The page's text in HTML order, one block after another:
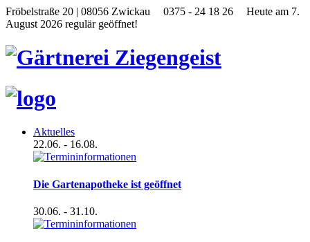
Fröbelstraße 20 | 08056 Zwickau 0375 - 24 18 26
Heute am 7.
August 2026 regulär geöffnet!
Aktuelles
22.06. - 16.08.
Die Gartenapotheke ist geöffnet
30.06. - 31.10.